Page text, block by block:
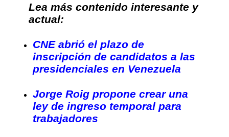
Lea más contenido interesante y
actual:
CNE abrió el plazo de
inscripción de candidatos a las
presidenciales en Venezuela
Jorge Roig propone crear una
ley de ingreso temporal para
trabajadores